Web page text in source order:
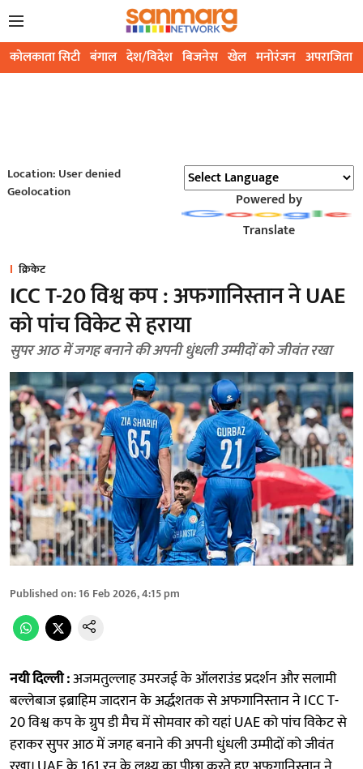
कोलकाता सिटी बंगाल देश/विदेश बिजनेस खेल मनोरंजन अपराजिता
Location: User denied
Geolocation
Powered by
Translate
क्रिकेट
ICC T-20 विश्व कप : अफगानिस्तान ने UAE
को पांच विकेट से हराया
सुपर आठ में जगह बनाने की अपनी धुंधली उम्मीदों को जीवंत रखा
Published on:16 Feb 2026, 4:15 pm
नयी दिल्ली :अजमतुल्लाह उमरजई के ऑलराउंड प्रदर्शन और सलामी
बल्लेबाज इब्राहिम जादरान के अर्द्धशतक से अफगानिस्तान ने ICC T-
20 विश्व कप के ग्रुप डी मैच में सोमवार को यहां UAE को पांच विकेट से
हराकर सुपर आठ में जगह बनाने की अपनी धुंधली उम्मीदों को जीवंत